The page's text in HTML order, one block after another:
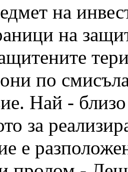
на
на
по
Най -
за
e